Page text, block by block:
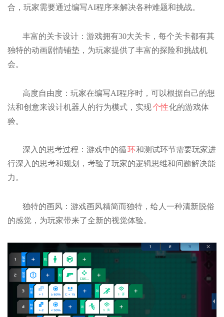
合，玩家需要通过编写AI程序来解决各种难题和挑战。
丰富的关卡设计：游戏拥有30大关卡，每个关卡都有其
独特的动画剧情铺垫，为玩家提供了丰富的探险和挑战机
会。
高度自由度：玩家在编写AI程序时，可以根据自己的想
法和创意来设计机器人的行为模式，实现个性化的游戏体
验。
深入的思考过程：游戏中的循环和测试环节需要玩家进
行深入的思考和规划，考验了玩家的逻辑思维和问题解决能
力。
独特的画风：游戏画风精简而独特，给人一种清新脱俗
的感觉，为玩家带来了全新的视觉体验。